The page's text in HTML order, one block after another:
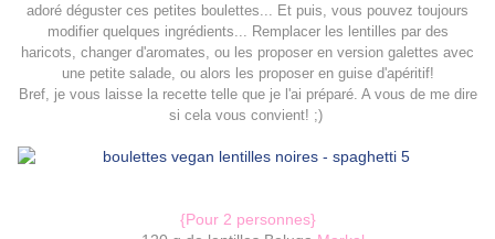
adoré déguster ces petites boulettes... Et puis, vous pouvez toujours
modifier quelques ingrédients... Remplacer les lentilles par des
haricots, changer d'aromates, ou les proposer en version galettes avec
une petite salade, ou alors les proposer en guise d'apéritif!
Bref, je vous laisse la recette telle que je l'ai préparé. A vous de me dire
si cela vous convient! ;)
{Pour 2 personnes}